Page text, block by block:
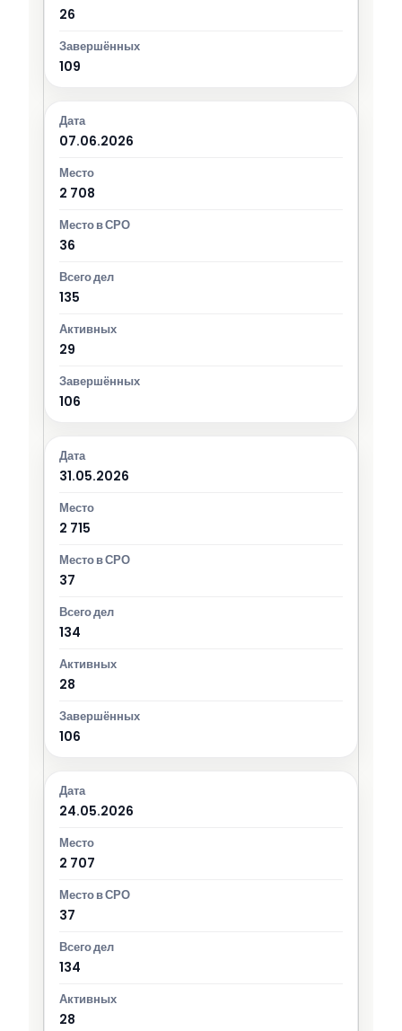
26
109
07.06.2026
2 708
36
135
29
106
31.05.2026
2 715
37
134
28
106
24.05.2026
2 707
37
134
28